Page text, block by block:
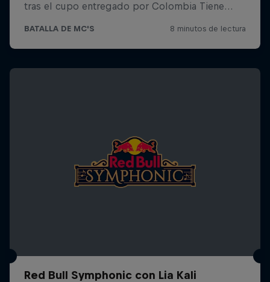
Red Bull Symphonic con Lia Kali